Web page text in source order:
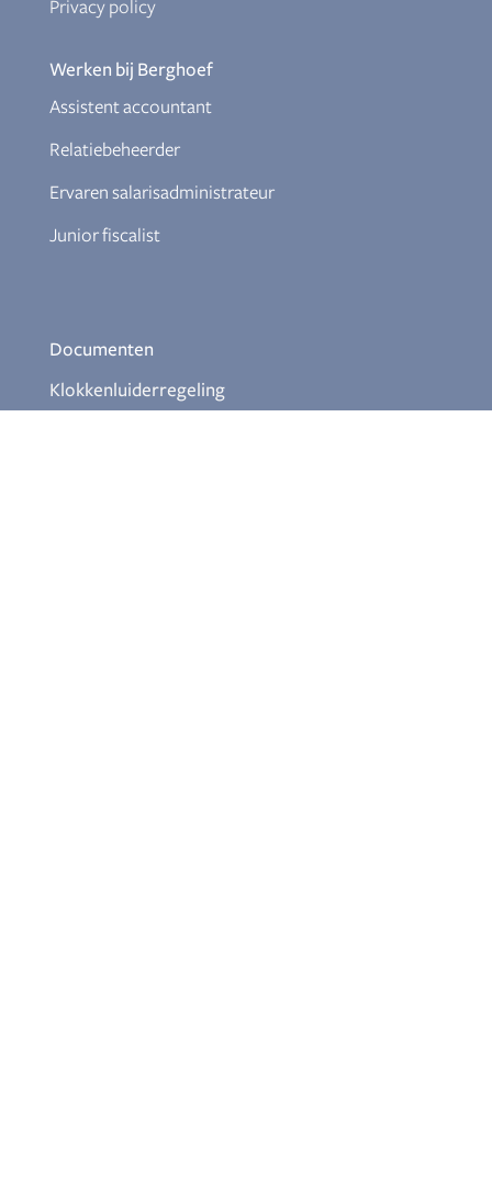
Privacy policy
Werken bij Berghoef
Assistent accountant
Relatiebeheerder
Ervaren salarisadministrateur
Junior fiscalist
Documenten
Klokkenluiderregeling